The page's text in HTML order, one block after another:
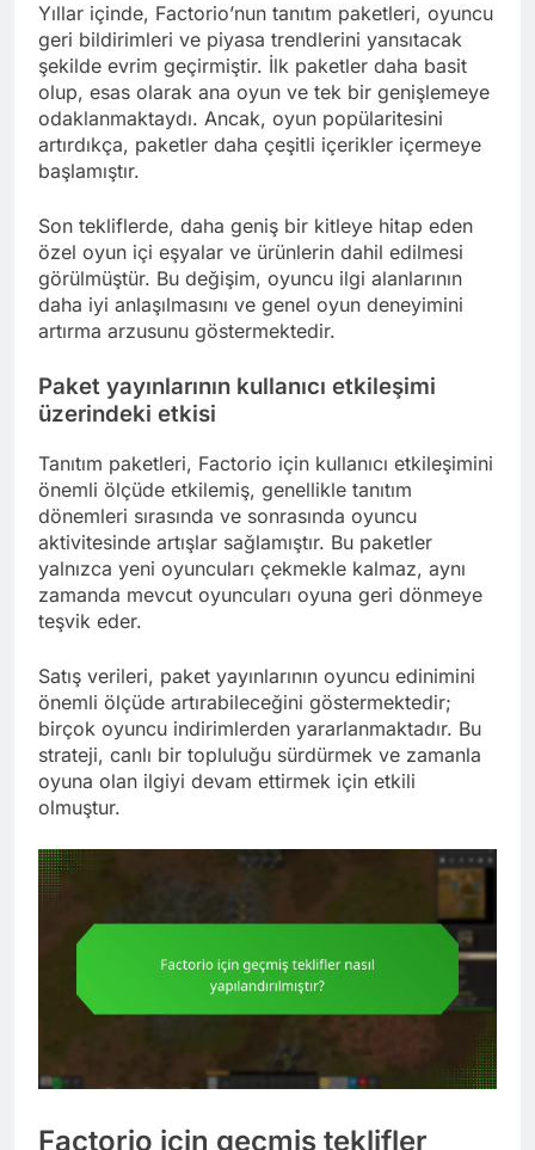
Yıllar içinde, Factorio’nun tanıtım paketleri, oyuncu
geri bildirimleri ve piyasa trendlerini yansıtacak
şekilde evrim geçirmiştir. İlk paketler daha basit
olup, esas olarak ana oyun ve tek bir genişlemeye
odaklanmaktaydı. Ancak, oyun popülaritesini
artırdıkça, paketler daha çeşitli içerikler içermeye
başlamıştır.
Son tekliflerde, daha geniş bir kitleye hitap eden
özel oyun içi eşyalar ve ürünlerin dahil edilmesi
görülmüştür. Bu değişim, oyuncu ilgi alanlarının
daha iyi anlaşılmasını ve genel oyun deneyimini
artırma arzusunu göstermektedir.
Paket yayınlarının kullanıcı etkileşimi
üzerindeki etkisi
Tanıtım paketleri, Factorio için kullanıcı etkileşimini
önemli ölçüde etkilemiş, genellikle tanıtım
dönemleri sırasında ve sonrasında oyuncu
aktivitesinde artışlar sağlamıştır. Bu paketler
yalnızca yeni oyuncuları çekmekle kalmaz, aynı
zamanda mevcut oyuncuları oyuna geri dönmeye
teşvik eder.
Satış verileri, paket yayınlarının oyuncu edinimini
önemli ölçüde artırabileceğini göstermektedir;
birçok oyuncu indirimlerden yararlanmaktadır. Bu
strateji, canlı bir topluluğu sürdürmek ve zamanla
oyuna olan ilgiyi devam ettirmek için etkili
olmuştur.
Factorio için geçmiş teklifler